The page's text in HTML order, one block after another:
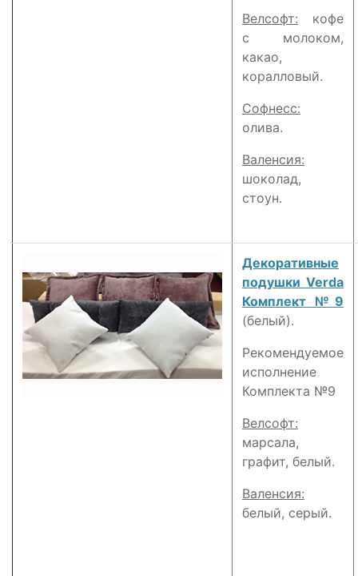
Велсофт: кофе
с молоком,
какао,
коралловый.
Софнесс:
олива.
Валенсия:
шоколад,
стоун.
Декоративные
подушки Verda
Комплект №9
(белый).
Рекомендуемое
исполнение
Комплекта №9
Велсофт:
марсала,
графит, белый.
Валенсия:
белый, серый.